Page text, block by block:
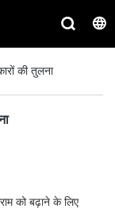
की तुलना
को बढ़ाने के लिए